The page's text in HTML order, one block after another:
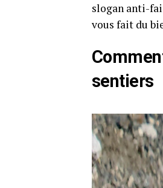
slogan anti-
vous fait du
sentiers